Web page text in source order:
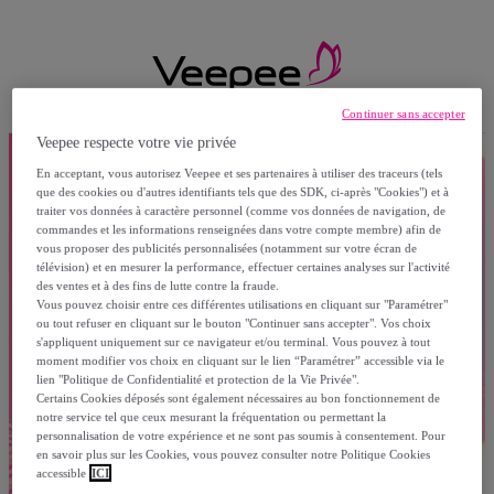
Veepee respecte votre vie privée
En acceptant, vous autorisez Veepee et ses partenaires à utiliser des traceurs (tels
que des cookies ou d'autres identifiants tels que des SDK, ci-après "Cookies") et à
traiter vos données à caractère personnel (comme vos données de navigation, de
commandes et les informations renseignées dans votre compte membre) afin de
vous proposer des publicités personnalisées (notamment sur votre écran de
télévision) et en mesurer la performance, effectuer certaines analyses sur l'activité
des ventes et à des fins de lutte contre la fraude.
Vous pouvez choisir entre ces différentes utilisations en cliquant sur "Paramétrer"
ou tout refuser en cliquant sur le bouton "Continuer sans accepter". Vos choix
s'appliquent uniquement sur ce navigateur et/ou terminal. Vous pouvez à tout
moment modifier vos choix en cliquant sur le lien “Paramétrer” accessible via le
lien "Politique de Confidentialité et protection de la Vie Privée".
Certains Cookies déposés sont également nécessaires au bon fonctionnement de
notre service tel que ceux mesurant la fréquentation ou permettant la
personnalisation de votre expérience et ne sont pas soumis à consentement. Pour
en savoir plus sur les Cookies, vous pouvez consulter notre Politique Cookies
accessible ICI
Continuer sans accepter